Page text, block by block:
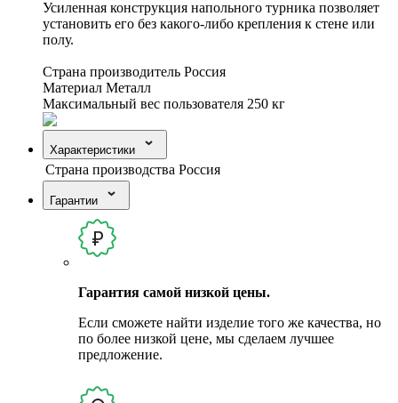
Усиленная конструкция напольного турника позволяет
установить его без какого-либо крепления к стене или
полу.
Страна производитель Россия
Материал Металл
Максимальный вес пользователя 250 кг
Характеристики
Страна производства Россия
Гарантии
Гарантия самой низкой цены.
Если сможете найти изделие того же качества, но
по более низкой цене, мы сделаем лучшее
предложение.